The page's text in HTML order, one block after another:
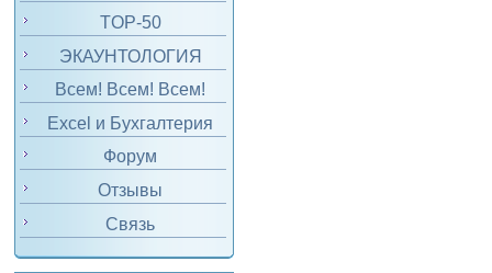
TOP-50
ЭКАУНТОЛОГИЯ
Всем! Всем! Всем!
Excel и Бухгалтерия
Форум
Отзывы
Связь